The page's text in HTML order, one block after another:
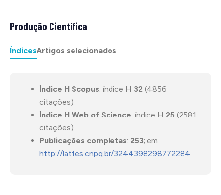
Produção Científica
ÍndicesArtigos selecionados
Índice H Scopus: índice H 32 (4856
citações)
Índice H Web of Science: índice H25 (2581
citações)
Publicações completas:253; em
http://lattes.cnpq.br/3244398298772284